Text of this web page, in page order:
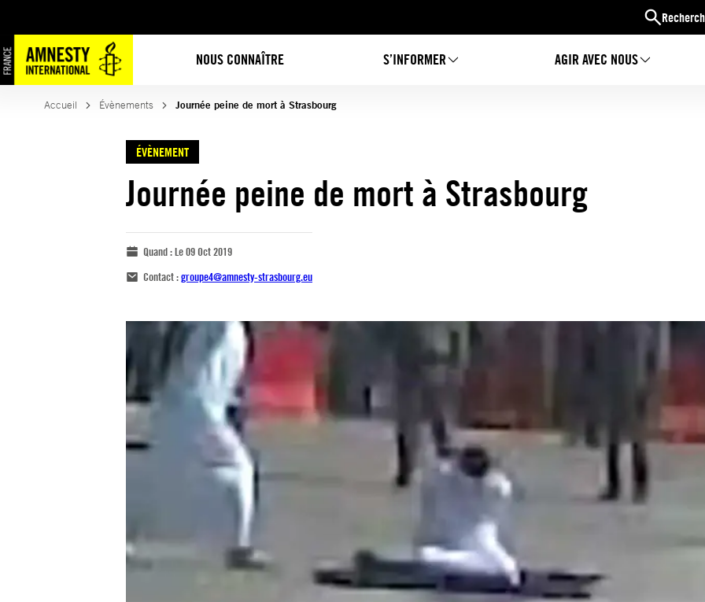
NOUS CONNAÎTRE S’INFORMER AGIR AVEC NOUS
Accueil Évènements Journée peine de mort à Strasbourg
ÉVÈNEMENT
Journée peine de mort à Strasbourg
Quand :Le 09 Oct 2019
Contact :groupe4@amnesty-strasbourg.eu